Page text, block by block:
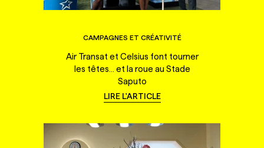
CAMPAGNES ET CRÉATIVITÉ
Air Transat et Celsius font tourner
les têtes... et la roue au Stade
Saputo
LIRE L'ARTICLE